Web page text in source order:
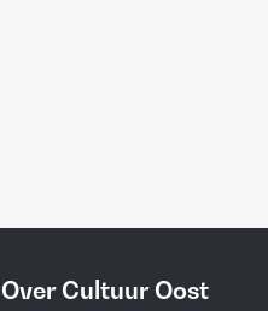
Over Cultuur Oost